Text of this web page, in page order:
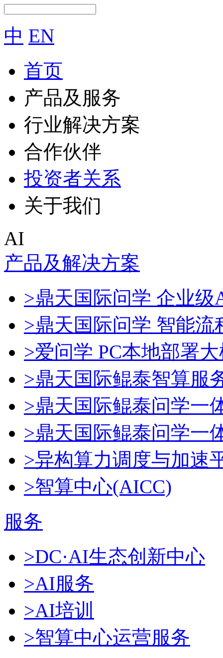
中 EN
首页
产品及服务
行业解决方案
合作伙伴
投资者关系
关于我们
AI
产品及解决方案
>鼎天国际问学 企业级
>鼎天国际问学 智能流
>爱问学 PC本地部署
>鼎天国际鲲泰智算服
>鼎天国际鲲泰问学一
>鼎天国际鲲泰问学一
>异构算力调度与加速
>智算中心(AICC)
服务
>DC·AI生态创新中心
>AI服务
>AI培训
>智算中心运营服务